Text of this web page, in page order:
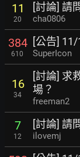
11
20
[討論] 請
cha0806
384
610
[公告]
SuperIcon
16
34
[討論] 求
場？
freeman2
7
12
[討論] 請
ilovemj